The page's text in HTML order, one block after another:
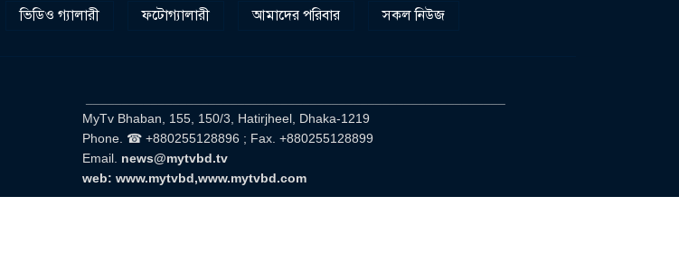
ভিডিও গ্যালারী ফটোগ্যালারী আমাদের পরিবার সকল নিউজ
MyTv Bhaban, 155, 150/3, Hatirjheel, Dhaka-1219
Phone. ☎ +880255128896 ; Fax. +880255128899
Email. news@mytvbd.tv
web: www.mytvbd,www.mytvbd.com